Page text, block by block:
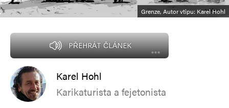
Grenze, Autor vtipu: Karel Hohl
PŘEHRÁT ČLÁNEK
Karel Hohl
Karikaturista a fejetonista